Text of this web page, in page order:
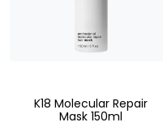
K18 Molecular Repair
Mask 150ml